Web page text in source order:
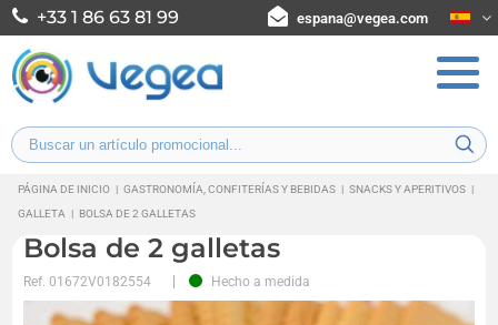
+33 1 86 63 81 99 espana@vegea.com
PÁGINA DE INICIO | GASTRONOMÍA, CONFITERÍAS Y BEBIDAS | SNACKS Y APERITIVOS |
GALLETA
| BOLSA DE 2 GALLETAS
Bolsa de 2 galletas
Ref.01672V0182554 Hecho a medida